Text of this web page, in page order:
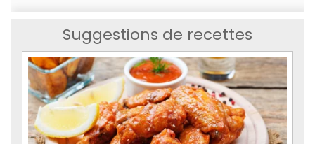
Suggestions de recettes